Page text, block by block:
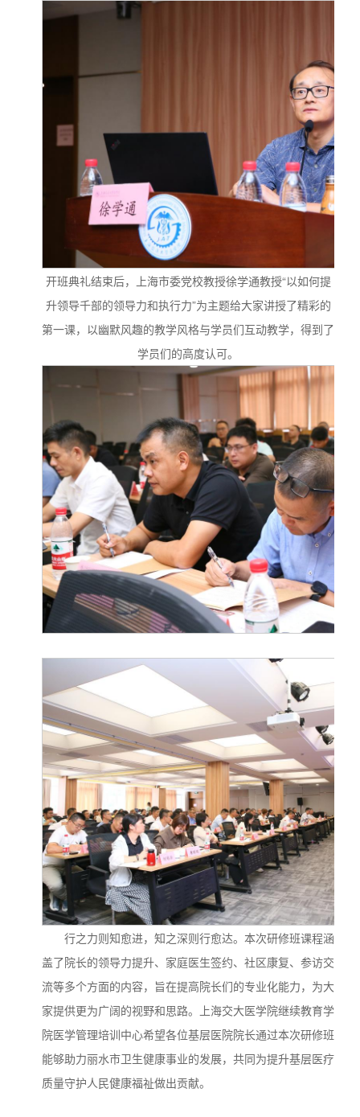
开班典礼结束后，上海市委党校教授徐学通教授“以如何提
升领导千部的领导力和执行力”为主题给大家讲授了精彩的
第一课，以幽默风趣的教学风格与学员们互动教学，得到了
学员们的高度认可。
行之力则知愈进，知之深则行愈达。本次研修班课程涵
盖了院长的领导力提升、家庭医生签约、社区康复、参访交
流等多个方面的内容，旨在提高院长们的专业化能力，为大
家提供更为广阔的视野和思路。上海交大医学院继续教育学
院医学管理培训中心希望各位基层医院院长通过本次研修班
能够助力丽水市卫生健康事业的发展，共同为提升基层医疗
质量守护人民健康福祉做出贡献。